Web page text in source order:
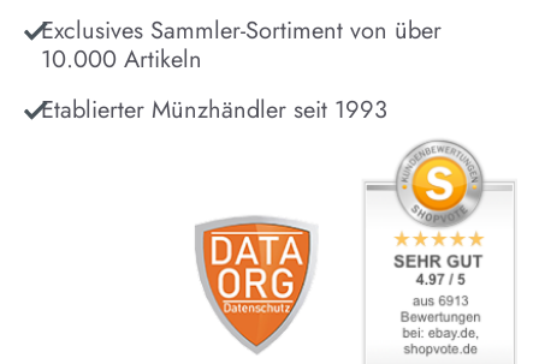
Exclusives Sammler-Sortiment von über
10.000 Artikeln
Etablierter Münzhändler seit 1993